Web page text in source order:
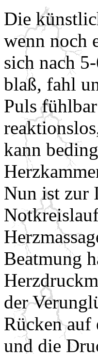
Die
wenn noch
sich nach
blaß, fahl
Puls
kann
Nun ist zur
Beatmung
der
Rücken auf
und die